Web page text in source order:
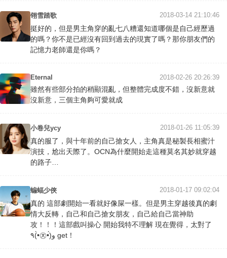
翎雪踏歌 2018-03-14 21:10:46
挺好的，但是男主角穿的亂七八糟還知道哪個是自己經歷過
的嗎？你不是已經沒有回到過去的現實了嗎？那你朋友們的
記憶力老師還是你嗎？
Eternal 2018-02-26 20:26:39
雖然有些部分拍的稍顯混亂，但整體完成度不錯，沒新意就
沒新意，三個主角夠可愛就成
小卷兒ycy 2018-01-26 11:05:39
真的服了，與十年前的自己搶女人，主角真是秘製長相蜜汁
演技，尬出天際了。OCN為什麼開始走這種莫名其妙就穿越
的路子…
蝙蝠少俠 2018-01-17 09:02:04
真的 這部劇開始一看就好像屎一樣。但是男主穿越後真的劇
情大反轉，自己和自己搶女朋友，自己給自己當神助
攻！！！這部戲叫操心 開始我特不理解 現在覺得，太對了
٩(•̀㉨•́)و get！